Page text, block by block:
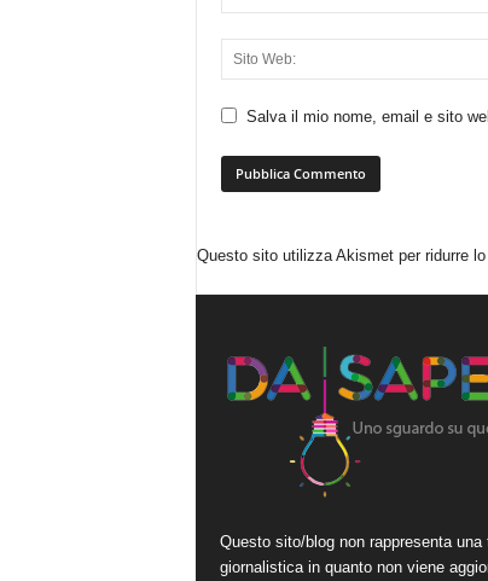
Salva il mio nome, email e sito
Questo sito utilizza Akismet per ridurre
Questo sito/blog non rappresenta una
giornalistica in quanto non viene